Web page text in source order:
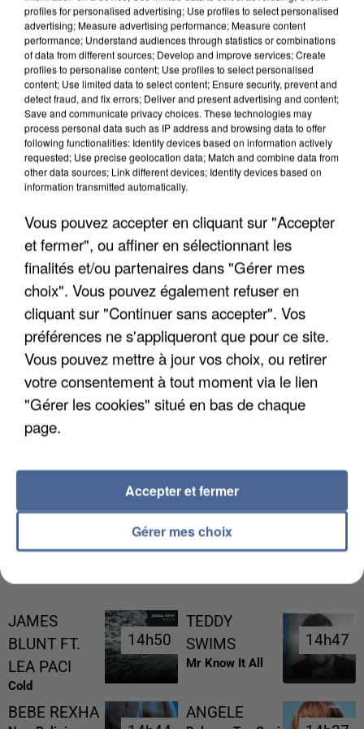
UN SECOND CADRE DE LA DZ MAFIA
INTERPELLÉ EN ALGÉRIE
UNE TOURISTE DE L’OISE EMPORTÉE PAR UNE
COULÉE DE BOUE EN HAUTE-SAVOIE
JAMES
BLUNT FT.
LEA PACI
Cold
14h50
14h50
TEDDY
SWIMS
Mr Know It All
14h47
14h47
BEBE REXHA ANGELE
profiles for personalised advertising; Use profiles to select personalised
advertising; Measure advertising performance; Measure content
performance; Understand audiences through statistics or combinations
of data from different sources; Develop and improve services; Create
profiles to personalise content; Use profiles to select personalised
content; Use limited data to select content; Ensure security, prevent and
detect fraud, and fix errors; Deliver and present advertising and content;
Save and communicate privacy choices. These technologies may
process personal data such as IP address and browsing data to offer
following functionalities: Identify devices based on information actively
requested; Use precise geolocation data; Match and combine data from
other data sources; Link different devices; Identify devices based on
information transmitted automatically.
Vous pouvez accepter en cliquant sur "Accepter
et fermer", ou affiner en sélectionnant les
finalités et/ou partenaires dans "Gérer mes
choix". Vous pouvez également refuser en
cliquant sur "Continuer sans accepter". Vos
préférences ne s'appliqueront que pour ce site.
Vous pouvez mettre à jour vos choix, ou retirer
votre consentement à tout moment via le lien
"Gérer les cookies" situé en bas de chaque
page.
Gérer mes choix
Accepter et fermer